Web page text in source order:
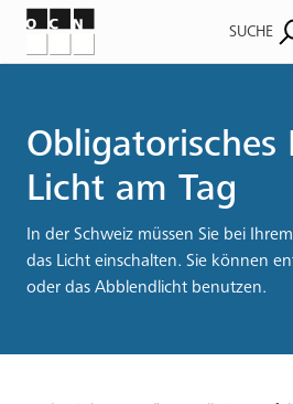
Obligatorisches
Licht am Tag
In der Schweiz müssen Sie bei
das Licht einschalten. Sie können
oder das Abblendlicht benutzen.
SUCHE